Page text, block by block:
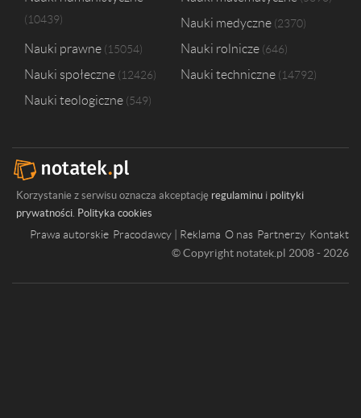
10439 Nauki medyczne 2370
Nauki prawne 15054 Nauki rolnicze 646
Nauki społeczne 12426 Nauki techniczne 14792
Nauki teologiczne 549
Korzystanie z serwisu oznacza akceptację regulaminu i polityki
prywatności. Polityka cookies
Prawa autorskie Pracodawcy | Reklama O nas Partnerzy Kontakt
© Copyright notatek.pl 2008 - 2026